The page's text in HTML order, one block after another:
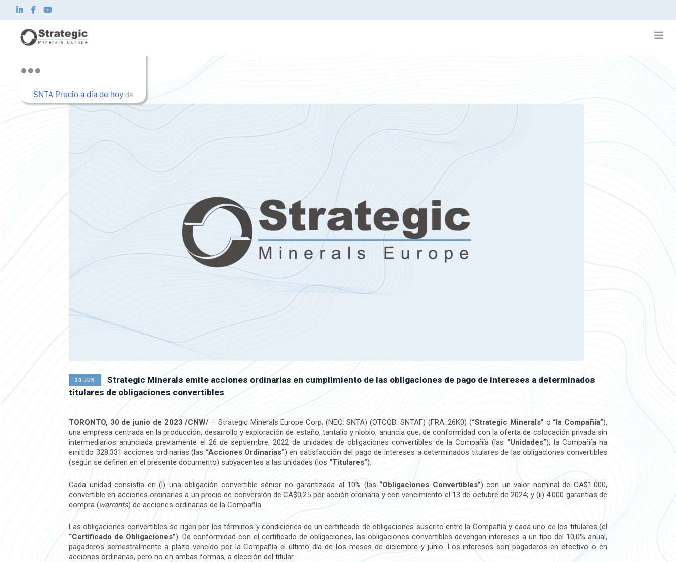
Strategic Minerals Europe Corp.
Qué hacemos
Sostenibilidad
SNTA Precio a día de hoyde
TradingView
30 JUN
Strategic Minerals emite acciones ordinarias en cumplimiento de las obligaciones de pago de intereses a determinados
titulares de obligaciones convertibles
TORONTO, 30 de junio de 2023 /CNW/ – Strategic Minerals Europe Corp. (NEO: SNTA) (OTCQB: SNTAF) (FRA: 26K0) (“Strategic Minerals” o “la Compañía”),
una empresa centrada en la producción, desarrollo y exploración de estaño, tantalio y niobio, anuncia que, de conformidad con la oferta de colocación privada sin
intermediarios anunciada previamente el 26 de septiembre, 2022 de unidades de obligaciones convertibles de la Compañía (las “Unidades”), la Compañía ha
emitido 328.331 acciones ordinarias (las “Acciones Ordinarias”) en satisfacción del pago de intereses a determinados titulares de las obligaciones convertibles
(según se definen en el presente documento) subyacentes a las unidades (los “Titulares”).
Cada unidad consistía en (i) una obligación convertible sénior no garantizada al 10% (las “Obligaciones Convertibles”) con un valor nominal de CA$1.000,
convertible en acciones ordinarias a un precio de conversión de CA$0,25 por acción ordinaria y con vencimiento el 13 de octubre de 2024; y (ii) 4.000 garantías de
compra (warrants) de acciones ordinarias de la Compañía.
Las obligaciones convertibles se rigen por los términos y condiciones de un certificado de obligaciones suscrito entre la Compañía y cada uno de los titulares (el
“Certificado de Obligaciones”). De conformidad con el certificado de obligaciones, las obligaciones convertibles devengan intereses a un tipo del 10,0% anual,
pagaderos semestralmente a plazo vencido por la Compañía el último día de los meses de diciembre y junio. Los intereses son pagaderos en efectivo o en
acciones ordinarias, pero no en ambas formas, a elección del titular.